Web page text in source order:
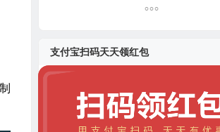
支付宝扫码天天领红包